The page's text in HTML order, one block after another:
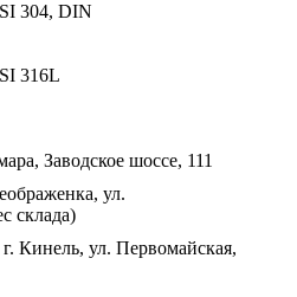
304, DIN
316L
Заводское шоссе, 111
ул.
склада)
Кинель, ул. Первомайская,